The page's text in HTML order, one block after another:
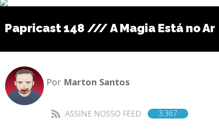
Papricast 148 /// A Magia Está no Ar
Por Marton Santos
ASSINE NOSSO FEED 3.367